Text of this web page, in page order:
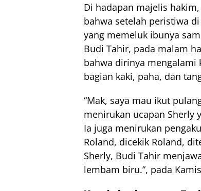
Di hadapan majelis
bahwa setelah peristiwa
yang memeluk ibunya
Budi Tahir, pada malam
bahwa dirinya mengalami
bagian kaki, paha, dan
“Mak, saya mau ikut
menirukan ucapan Sherly
Ia juga menirukan
Roland, dicekik Roland,
Sherly, Budi Tahir
lembam biru.”, pada